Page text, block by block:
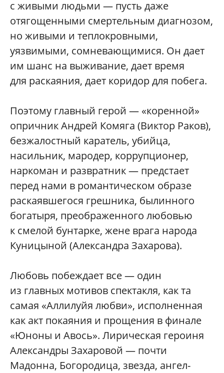
с живыми людьми — пусть даже
отягощенными смертельным диагнозом,
но живыми и теплокровными,
уязвимыми, сомневающимися. Он дает
им шанс на выживание, дает время
для раскаяния, дает коридор для побега.
Поэтому главный герой — «коренной»
опричник Андрей Комяга (Виктор Раков),
безжалостный каратель, убийца,
насильник, мародер, коррупционер,
наркоман и развратник — предстает
перед нами в романтическом образе
раскаявшегося грешника, былинного
богатыря, преображенного любовью
к смелой бунтарке, жене врага народа
Куницыной (Александра Захарова).
Любовь побеждает все — один
из главных мотивов спектакля, как та
самая «Аллилуйя любви», исполненная
как акт покаяния и прощения в финале
«Юноны и Авось». Лирическая героиня
Александры Захаровой — почти
Мадонна, Богородица, звезда, ангел-